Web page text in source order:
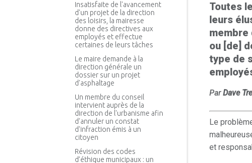
Insatisfaite de l'avancement
d'un projet de la direction
des loisirs, la mairesse
donne des directives aux
employés et effectue
certaines de leurs tâches
Le maire demande à la
direction générale un
dossier sur un projet
d'asphaltage
Un membre du conseil
intervient auprès de la
direction de l'urbanisme afin
d'annuler un constat
d'infraction émis à un
citoyen
Révision des codes
d’éthique municipaux : un
Toutes
leurs
membre
ou [de]
type de
ParDave
Le
et